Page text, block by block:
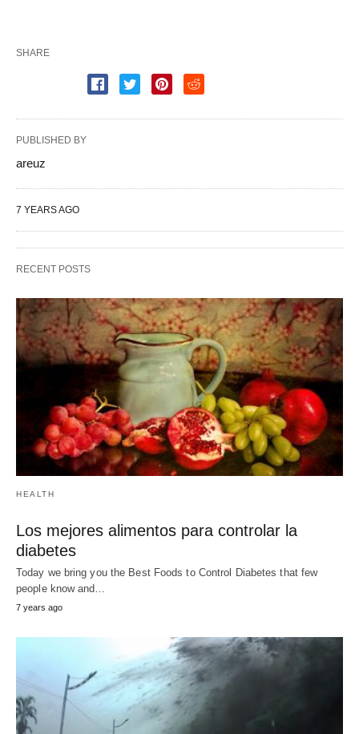
RECENT POSTS
HEALTH
Los mejores alimentos para controlar la
diabetes
Today we bring you the Best Foods to Control Diabetes that few
people know and…
JUST WEIRD!